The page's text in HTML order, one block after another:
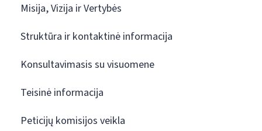
Misija, Vizija ir Vertybės
Struktūra ir kontaktinė informacija
Konsultavimasis su visuomene
Teisinė informacija
Peticijų komisijos veikla